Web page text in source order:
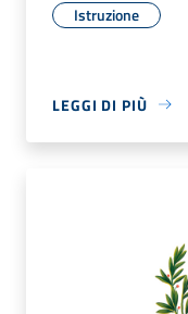
Istruzione
LEGGI DI PIÙ